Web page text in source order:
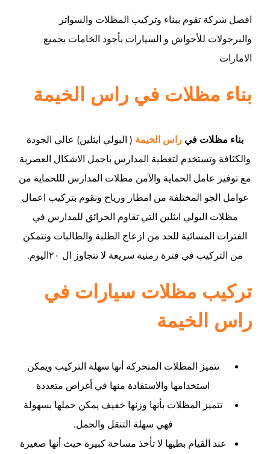
افضل شركة تقوم ببناء وتركيب المظلات والسواتر
والبرجولات للأحواش و السيارات بأجود الخامات بجميع
الامارات
بناء مظلات في راس الخيمة
بناء مظلات في راس الخيمة ( البولي ايثلين) عالي الجودة
والكثافة وتستخدم لتغطية المدارس باجمل الاشكال العصرية
مع توفير عامل الحماية والآمن مظلات المدارس لللحماية من
عوامل الجو المختلفة من امطار ورياح ونقوم بتركيب اعمال
مظلات البولي ايثلين التي تقاوم الحرائق للمدارس في
الفترات المسائية للحد من ازعاج الطلبة والطالبات ونتمكن
من التركيب في فترة زمنية سريعة لا تتجاوز ال ٢٠اليوم.
تركيب مظلات سيارات في
راس الخيمة
تتميز المظلات المتحركة أنها سهلة التركيب ويمكن
استخدامها والاستفادة منها في أغراض متعددة
تتميز المظلات بأنها وزنها خفيف يمكن حملها بسهولة
فهي سهلة التنقل والحمل.
عند القيام بطيها لا تأخذ مساحة كبيرة حيث أنها صغيرة